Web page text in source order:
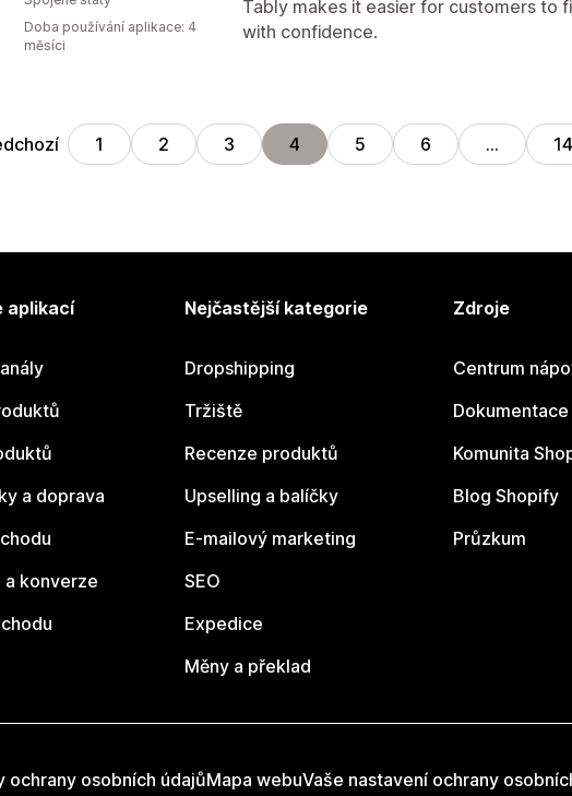
Tably makes it easier for customers to
with confidence.
Doba používání aplikace: 4
měsíci
1 2 3 4 5 6 … 14
aplikací
a doprava
a konverze
Nejčastější kategorie
Dropshipping
Tržiště
Recenze produktů
Upselling a balíčky
E-mailový marketing
SEO
Expedice
Měny a překlad
Zdroje
Centrum
Komunita
Blog Shopify
Průzkum
ochrany osobních údajůMapa webuVaše nastavení ochrany